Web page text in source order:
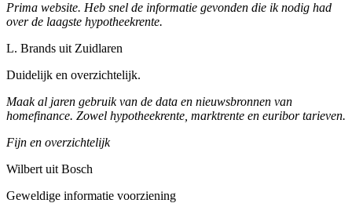
Prima website. Heb snel de informatie gevonden die ik nodig had
over de laagste hypotheekrente.
L. Brands uit Zuidlaren
Duidelijk en overzichtelijk.
Maak al jaren gebruik van de data en nieuwsbronnen van
homefinance. Zowel hypotheekrente, marktrente en euribor tarieven.
Fijn en overzichtelijk
Wilbert uit Bosch
Geweldige informatie voorziening